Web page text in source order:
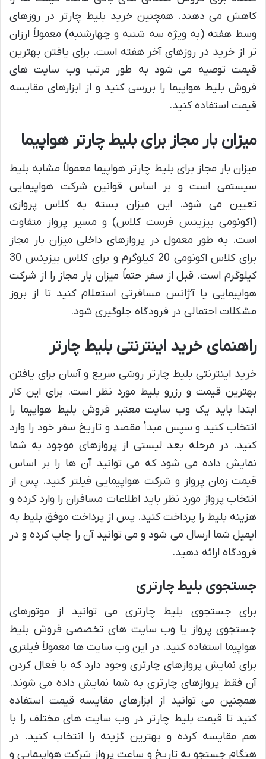
کاهش می دهند. همچنین خرید بلیط چارتر در روزهای
وسط هفته (به ویژه سه شنبه و چهارشنبه) معمولاً ارزان
تر از خرید در روزهای آخر هفته است. برای یافتن بهترین
قیمت توصیه می شود به طور مرتب وب سایت های
فروش بلیط هواپیما را بررسی کنید و از ابزارهای مقایسه
قیمت استفاده کنید.
میزان بار مجاز برای بلیط چارتر هواپیما
میزان بار مجاز برای بلیط چارتر هواپیما معمولاً مشابه بلیط
سیستمی است و بر اساس قوانین شرکت هواپیمایی
تعیین می شود. این میزان بسته به کلاس پروازی
(اکونومی بیزینس فرست کلاس) و مسیر پرواز متفاوت
است. به طور معمول در پروازهای داخلی میزان بار مجاز
برای کلاس اکونومی 20 کیلوگرم و برای کلاس بیزینس 30
کیلوگرم است. قبل از سفر حتماً میزان بار مجاز را از شرکت
هواپیمایی یا آژانس مسافرتی استعلام کنید تا از بروز
مشکلات احتمالی در فرودگاه جلوگیری شود.
راهنمای خرید اینترنتی بلیط چارتر
خرید اینترنتی بلیط چارتر روشی سریع و آسان برای یافتن
بهترین قیمت و رزرو بلیط مورد نظر است. برای این کار
ابتدا باید یک وب سایت معتبر فروش بلیط هواپیما را
انتخاب کنید و سپس مبدأ مقصد و تاریخ سفر خود را وارد
کنید. در مرحله بعد لیستی از پروازهای موجود به شما
نمایش داده می شود که می توانید آن ها را بر اساس
قیمت زمان پرواز و شرکت هواپیمایی فیلتر کنید. پس از
انتخاب پرواز مورد نظر باید اطلاعات مسافران را وارد کرده و
هزینه بلیط را پرداخت کنید. پس از پرداخت موفق بلیط به
ایمیل شما ارسال می شود و می توانید آن را چاپ کرده و در
فرودگاه ارائه دهید.
جستجوی بلیط چارتری
برای جستجوی بلیط چارتری می توانید از موتورهای
جستجوی پرواز یا وب سایت های تخصصی فروش بلیط
هواپیما استفاده کنید. در این وب سایت ها معمولاً فیلتری
برای نمایش پروازهای چارتری وجود دارد که با فعال کردن
آن فقط پروازهای چارتری به شما نمایش داده می شوند.
همچنین می توانید از ابزارهای مقایسه قیمت استفاده
کنید تا قیمت بلیط چارتر در وب سایت های مختلف را با
هم مقایسه کرده و بهترین گزینه را انتخاب کنید. در
هنگام جستجو به تاریخ و ساعت پرواز شرکت هواپیمایی و